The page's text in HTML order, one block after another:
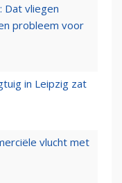
Dat vliegen
probleem voor
in Leipzig zat
vlucht met